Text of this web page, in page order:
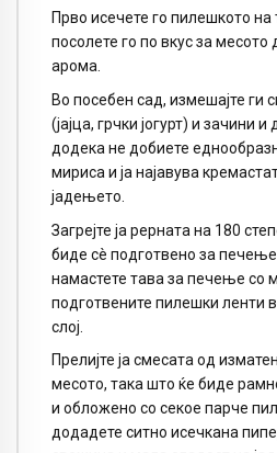
Прво исечете го пилешкото на
посолете го по вкус за месото
арома.
Во посебен сад, измешајте ги
(јајца, грчки јогурт) и зачини
додека не добиете
мириса и ја најавува
јадењето.
Загрејте ја рерната на 180
биде сè подготвено за
намастете тава за печење со
подготвените пилешки ленти
слој.
Прелијте ја смесата од
месото, така што ќе биде
и обложено со секое парче
додадете ситно исечкана